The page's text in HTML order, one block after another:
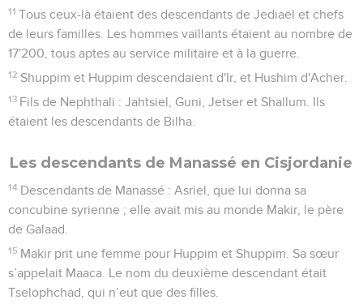
11 Tous ceux-là étaient des descendants de Jediaël et chefs
de leurs familles. Les hommes vaillants étaient au nombre de
17'200, tous aptes au service militaire et à la guerre.
12 Shuppim et Huppim descendaient d'Ir, et Hushim d'Acher.
13 Fils de Nephthali : Jahtsiel, Guni, Jetser et Shallum. Ils
étaient les descendants de Bilha.
Les descendants de Manassé en Cisjordanie
14 Descendants de Manassé : Asriel, que lui donna sa
concubine syrienne ; elle avait mis au monde Makir, le père
de Galaad.
15 Makir prit une femme pour Huppim et Shuppim. Sa sœur
s’appelait Maaca. Le nom du deuxième descendant était
Tselophchad, qui n’eut que des filles.